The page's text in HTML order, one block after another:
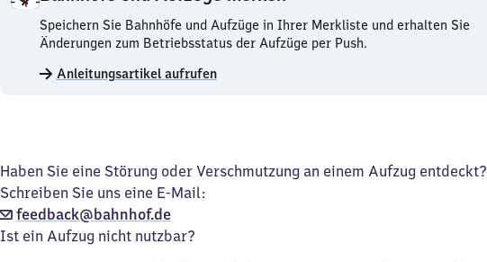
Bahnhöfe
und
merken.
Speichern Sie Bahnhöfe und Aufzüge in Ihrer Merkliste und erhalten Sie
Änderungen zum Betriebsstatus der Aufzüge per Push.
Anleitungsartikel aufrufen
Haben Sie eine Störung oder Verschmutzung an einem Aufzug entdeckt?
Schreiben Sie uns eine E-Mail:
feedback@bahnhof.de
Ist ein Aufzug nicht nutzbar?